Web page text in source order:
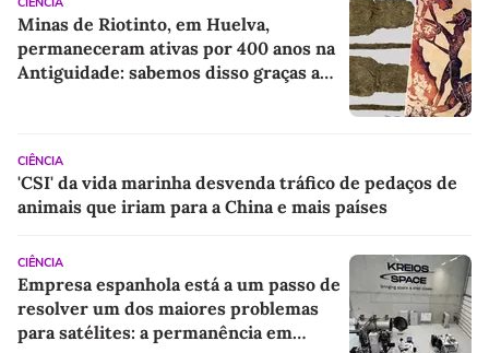
Minas de Riotinto, em Huelva,
permaneceram ativas por 400 anos na
Antiguidade: sabemos disso graças a
CIÊNCIA
'CSI' da vida marinha desvenda tráfico de pedaços de
animais que iriam para a China e mais países
CIÊNCIA
Empresa espanhola está a um passo de
resolver um dos maiores problemas
para satélites: a permanência em